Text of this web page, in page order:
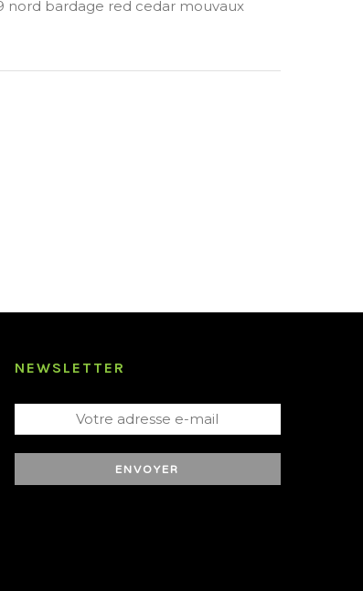
NEWSLETTER